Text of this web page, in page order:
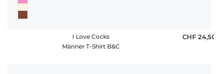
I Love Cocks
Männer T-Shirt B&C
CHF 24,50